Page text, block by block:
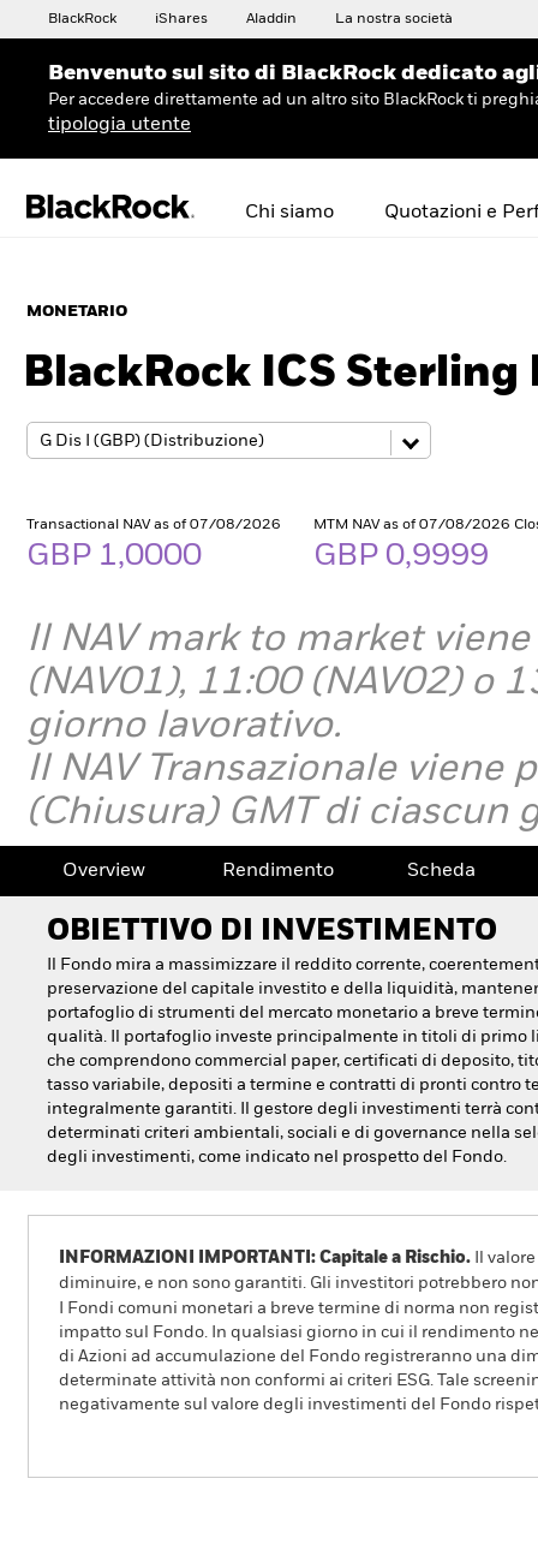
BlackRock iShares Aladdin La nostra società
Benvenuto sul sito di BlackRock dedicato
Per accedere direttamente ad un altro sito BlackRock ti
tipologia utente
Chi siamo Quotazioni e
MONETARIO
BlackRock ICS
Transactional NAV as of 07/08/2026
GBP 1,0000
MTM NAV as of 07/08/2026
GBP 0,9999
Il NAV mark to market
(NAV01), 11:00 (NAV02) o
giorno lavorativo.
Il NAV Transazionale viene
(Chiusura) GMT di ciascun
Overview Rendimento Scheda
OBIETTIVO DI INVESTIMENTO
Il Fondo mira a massimizzare il reddito corrente,
preservazione del capitale investito e della liquidità,
portafoglio di strumenti del mercato monetario a breve
qualità. Il portafoglio investe principalmente in titoli di primo
che comprendono commercial paper, certificati di deposito,
tasso variabile, depositi a termine e contratti di pronti contro
integralmente garantiti. Il gestore degli investimenti terrà
determinati criteri ambientali, sociali e di governance nella
degli investimenti, come indicato nel prospetto del Fondo.
INFORMAZIONI IMPORTANTI: Capitale a Rischio. Il
diminuire, e non sono garantiti. Gli investitori potrebbero
I Fondi comuni monetari a breve termine di norma non
impatto sul Fondo. In qualsiasi giorno in cui il rendimento
di Azioni ad accumulazione del Fondo registreranno una
determinate attività non conformi ai criteri ESG. Tale
negativamente sul valore degli investimenti del Fondo